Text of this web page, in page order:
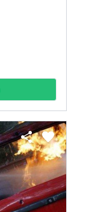
share favorite